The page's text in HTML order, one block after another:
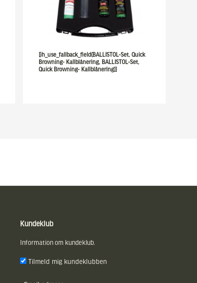
[ih_use_fallback_field(BALLISTOL-Set, Quick
Browning- Kallblånering, BALLISTOL-Set,
Quick Browning- Kallblånering)]
Kundeklub
Information om kundeklub.
Tilmeld mig kundeklubben